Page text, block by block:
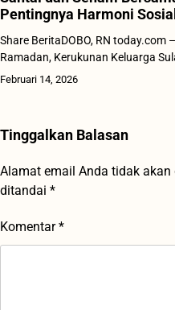
Pentingnya Harmoni Sosial
Share BeritaDOBO, RN
Ramadan, Kerukunan Keluarga
Februari 14, 2026
Tinggalkan Balasan
Alamat email Anda tidak
ditandai *
Komentar*